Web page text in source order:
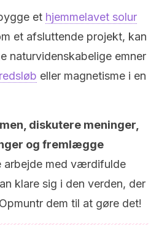
et hjemmelavet solur
et afsluttende projekt, kan
naturvidenskabelige emner
eller magnetisme i en
diskutere meninger,
og fremlægge
arbejde med værdifulde
klare sig i den verden, der
dem til at gøre det!